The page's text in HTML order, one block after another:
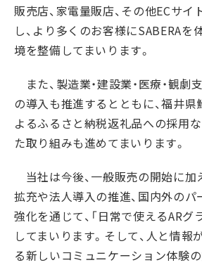
販売店、家電量販店、その他ECサイ
し、より多くのお客様にSABERAを
境を整備してまいります。
また、製造業・建設業・医療・観
の導入も推進するとともに、福井
よるふるさと納税返礼品への採用
た取り組みも進めてまいります。
当社は今後、一般販売の開始に加
拡充や法人導入の推進、国内外の
強化を通じて、「日常で使えるARグ
してまいります。そして、人と情報
る新しいコミュニケーション体験